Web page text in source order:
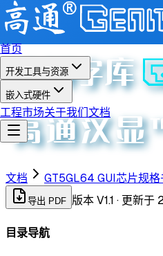
首页
开发工具与资源
嵌入式硬件
工程市场关于我们文档
文档 GT5GL64 GUI芯片规格
导出 PDF 版本V1.1 · 更新于
目录导航